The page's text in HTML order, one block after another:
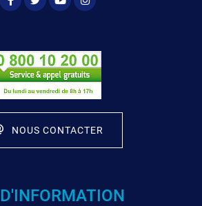
NOUS CONTACTER
D'INFORMATION